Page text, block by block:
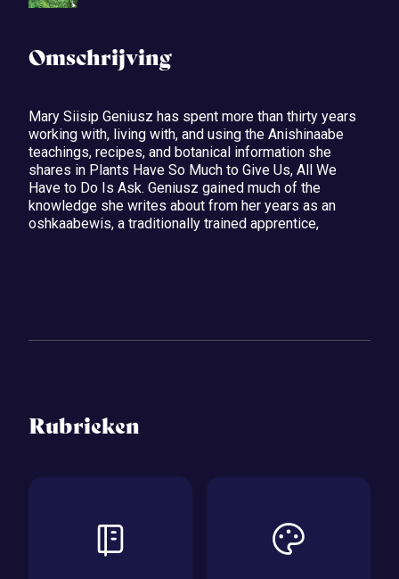
Omschrijving
Mary Siisip Geniusz has spent more than thirty years
working with, living with, and using the Anishinaabe
teachings, recipes, and botanical information she
shares in Plants Have So Much to Give Us, All We
Have to Do Is Ask. Geniusz gained much of the
knowledge she writes about from her years as an
oshkaabewis, a traditionally trained apprentice,
Rubrieken